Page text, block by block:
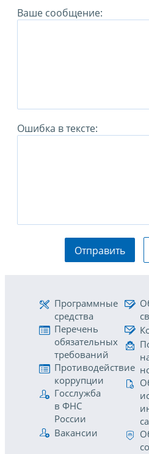
Ваше сообщение:
Ошибка в тексте:
Отправить
Программные
средства
Перечень
обязательных
требований
Противодействие
коррупции
Госслужба
в ФНС
России
Вакансии